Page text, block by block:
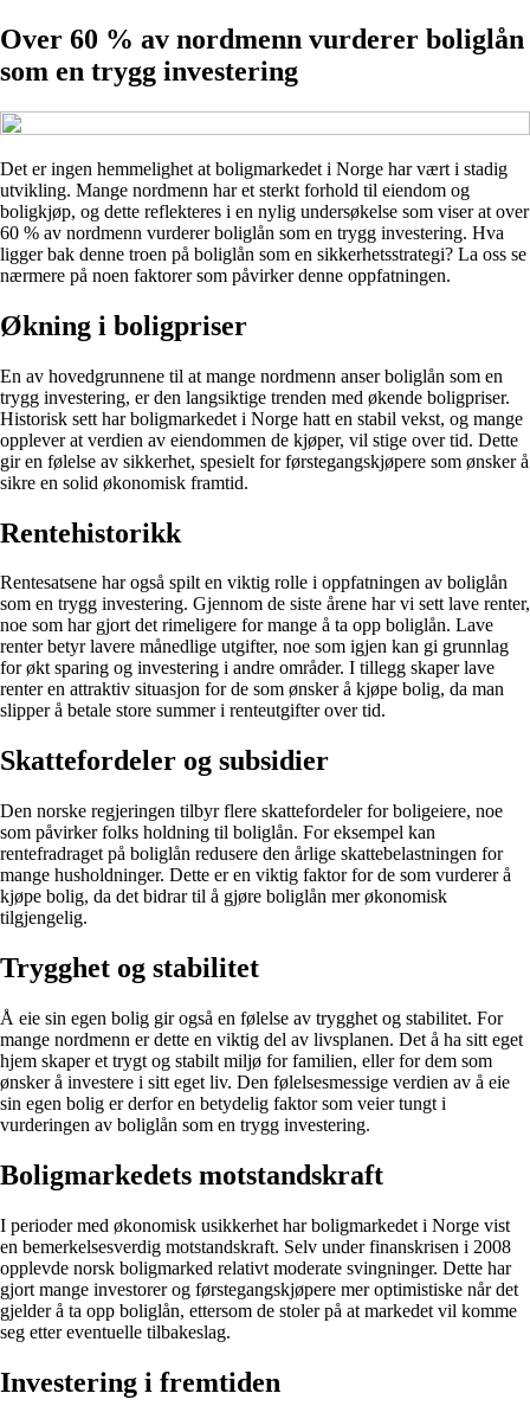
Over 60 % av nordmenn vurderer boliglån
som en trygg investering
Det er ingen hemmelighet at boligmarkedet i Norge har vært i stadig
utvikling. Mange nordmenn har et sterkt forhold til eiendom og
boligkjøp, og dette reflekteres i en nylig undersøkelse som viser at over
60 % av nordmenn vurderer boliglån som en trygg investering. Hva
ligger bak denne troen på boliglån som en sikkerhetsstrategi? La oss se
nærmere på noen faktorer som påvirker denne oppfatningen.
Økning i boligpriser
En av hovedgrunnene til at mange nordmenn anser boliglån som en
trygg investering, er den langsiktige trenden med økende boligpriser.
Historisk sett har boligmarkedet i Norge hatt en stabil vekst, og mange
opplever at verdien av eiendommen de kjøper, vil stige over tid. Dette
gir en følelse av sikkerhet, spesielt for førstegangskjøpere som ønsker å
sikre en solid økonomisk framtid.
Rentehistorikk
Rentesatsene har også spilt en viktig rolle i oppfatningen av boliglån
som en trygg investering. Gjennom de siste årene har vi sett lave renter,
noe som har gjort det rimeligere for mange å ta opp boliglån. Lave
renter betyr lavere månedlige utgifter, noe som igjen kan gi grunnlag
for økt sparing og investering i andre områder. I tillegg skaper lave
renter en attraktiv situasjon for de som ønsker å kjøpe bolig, da man
slipper å betale store summer i renteutgifter over tid.
Skattefordeler og subsidier
Den norske regjeringen tilbyr flere skattefordeler for boligeiere, noe
som påvirker folks holdning til boliglån. For eksempel kan
rentefradraget på boliglån redusere den årlige skattebelastningen for
mange husholdninger. Dette er en viktig faktor for de som vurderer å
kjøpe bolig, da det bidrar til å gjøre boliglån mer økonomisk
tilgjengelig.
Trygghet og stabilitet
Å eie sin egen bolig gir også en følelse av trygghet og stabilitet. For
mange nordmenn er dette en viktig del av livsplanen. Det å ha sitt eget
hjem skaper et trygt og stabilt miljø for familien, eller for dem som
ønsker å investere i sitt eget liv. Den følelsesmessige verdien av å eie
sin egen bolig er derfor en betydelig faktor som veier tungt i
vurderingen av boliglån som en trygg investering.
Boligmarkedets motstandskraft
I perioder med økonomisk usikkerhet har boligmarkedet i Norge vist
en bemerkelsesverdig motstandskraft. Selv under finanskrisen i 2008
opplevde norsk boligmarked relativt moderate svingninger. Dette har
gjort mange investorer og førstegangskjøpere mer optimistiske når det
gjelder å ta opp boliglån, ettersom de stoler på at markedet vil komme
seg etter eventuelle tilbakeslag.
Investering i fremtiden